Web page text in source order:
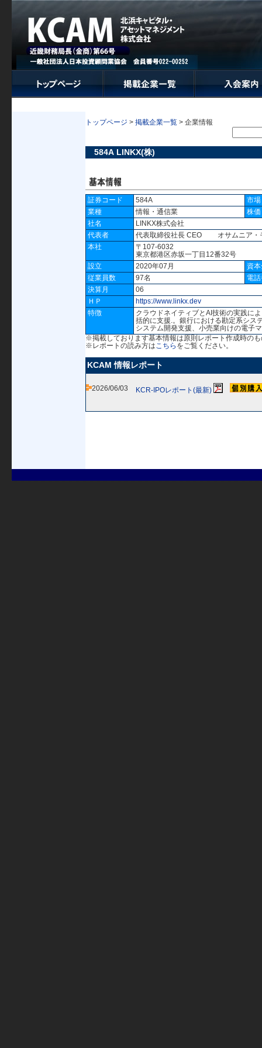
トップページ > 掲載企業一覧 > 企業情報
584A LINKX(株)
証券コード 584A
市場
業種
情報・通信業
株価
社名
LINKX株式会社
代表者
代表取締役社長 CEO オサムニア・
本社
〒107-6032
東京都港区赤坂一丁目12番32号
設立
2020年07月
資
従業員数
97名
電
決算月
06
ＨＰ
https://www.linkx.dev
特徴
クラウドネイティブとAI技術の実践に
括的に支援.。銀行における勘定系シス
システム開発支援、小売業向けの電子
※掲載しております基本情報は原則レポート作成時の
※レポートの読み方はこちら をご覧ください。
KCAM 情報レポート
2026/06/03 KCR-IPOレポート(最新)